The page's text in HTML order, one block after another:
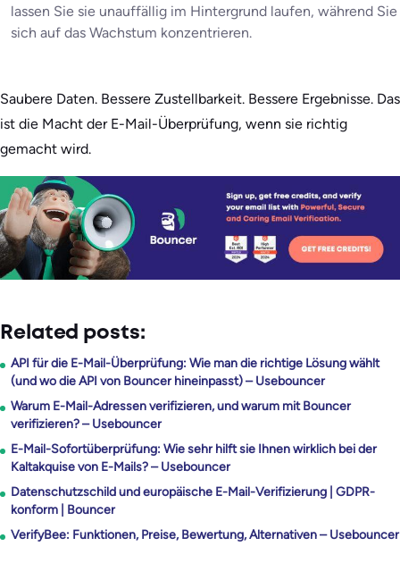
lassen Sie sie unauffällig im Hintergrund laufen, während Sie
sich auf das Wachstum konzentrieren.
Saubere Daten. Bessere Zustellbarkeit. Bessere Ergebnisse. Das
ist die Macht der E-Mail-Überprüfung, wenn sie richtig
gemacht wird.
Related posts:
API für die E-Mail-Überprüfung: Wie man die richtige Lösung wählt
(und wo die API von Bouncer hineinpasst) – Usebouncer
Warum E-Mail-Adressen verifizieren, und warum mit Bouncer
verifizieren? – Usebouncer
E-Mail-Sofortüberprüfung: Wie sehr hilft sie Ihnen wirklich bei der
Kaltakquise von E-Mails? – Usebouncer
Datenschutzschild und europäische E-Mail-Verifizierung | GDPR-
konform | Bouncer
VerifyBee: Funktionen, Preise, Bewertung, Alternativen – Usebouncer